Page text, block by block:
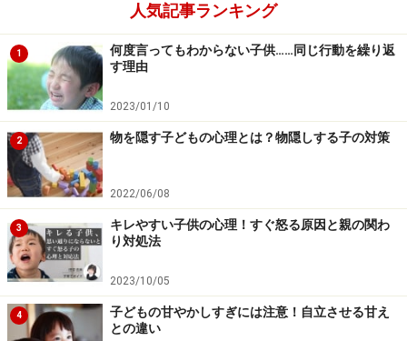
3.温かい目で見守り、いざという時は頼り
になる存在に
子どものすることに、あれこれ口を出してはいけませ
ん。だからと言って放任するのではありません。子ども
が助けを求めてきたときには、力になってあげられるよ
うに、常に少し離れたところから温かい目で見守ってあ
げてください。
人気記事ランキング
1
何度言ってもわからない子供……同じ行動を繰り返
す理由
2023/01/10
2 物を隠す子どもの心理とは？物隠しする子の対策
2022/06/08
3
キレやすい子供の心理！すぐ怒る原因と親の関わ
り対処法
2023/10/05
4
子どもの甘やかしすぎには注意！自立させる甘え
との違い